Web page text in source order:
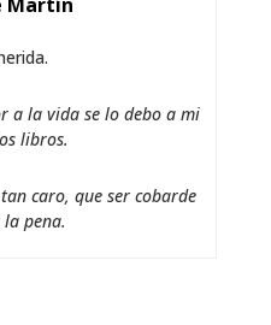
a la vida se lo debo a mi
libros.
caro, que ser cobarde
pena.